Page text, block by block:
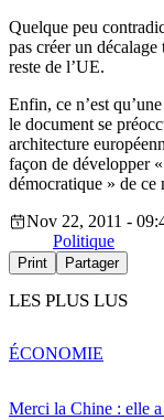
Quelque peu
pas créer un
reste de l’UE.
Enfin, ce n’est
le document se
architecture
façon de développer
démocratique » de ce
Nov 22, 2011 -
Politique
Print Partager
LES PLUS LUS
Merci la Chine : elle
ÉCONOMIE